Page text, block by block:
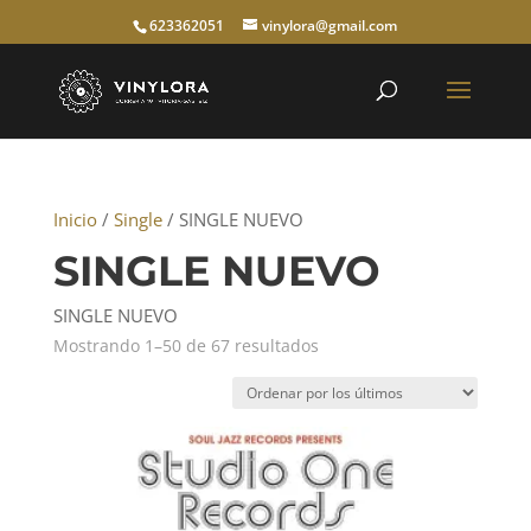
623362051 vinylora@gmail.com
Inicio/ Single/ SINGLE NUEVO
SINGLE NUEVO
SINGLE NUEVO
Mostrando 1–50 de 67 resultadosOrdenado
los
últimos